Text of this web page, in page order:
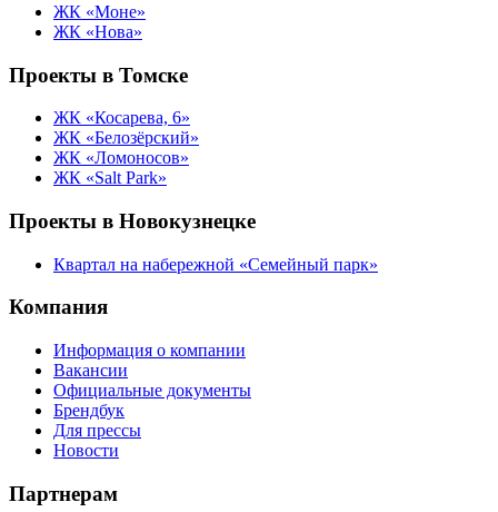
ЖК «Моне»
ЖК «Нова»
Проекты в Томске
ЖК «Косарева, 6»
ЖК «Белозёрский»
ЖК «Ломоносов»
ЖК «Salt Park»
Проекты в Новокузнецке
Квартал на набережной «Семейный парк»
Компания
Информация о компании
Вакансии
Официальные документы
Брендбук
Для прессы
Новости
Партнерам